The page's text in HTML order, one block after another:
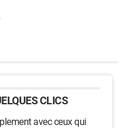
CLICS
avec ceux qui